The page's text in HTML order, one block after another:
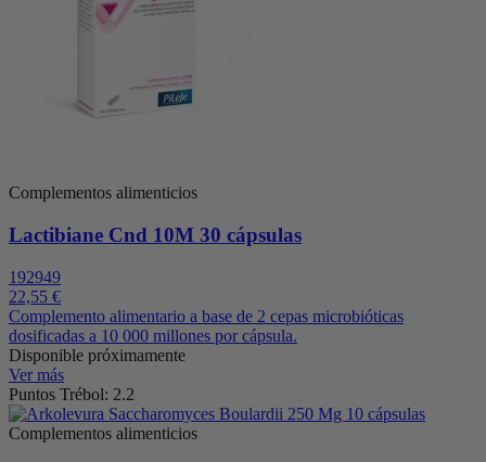
Complementos alimenticios
Lactibiane Cnd 10M 30 cápsulas
192949
22,55 €
Complemento alimentario a base de 2 cepas microbióticas
dosificadas a 10 000 millones por cápsula.
Disponible próximamente
Ver más
Puntos Trébol: 2.2
Complementos alimenticios